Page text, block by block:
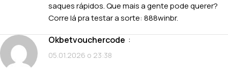
saques rápidos. Que mais a gente pode querer?
Corre lá pra testar a sorte: 888winbr.
okbetvouchercode :
05.01.2026 о 23:38